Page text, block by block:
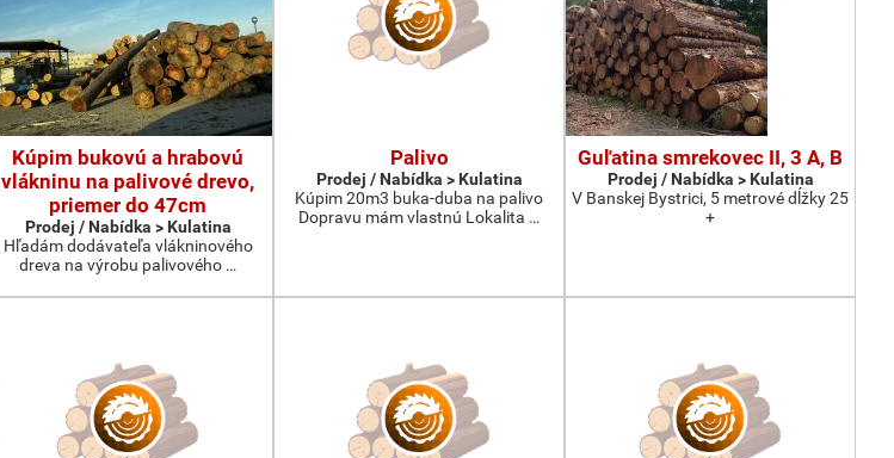
Kúpim bukovú a hrabovú
vlákninu na palivové drevo,
priemer do 47cm
Prodej / Nabídka > Kulatina
Hľadám dodávateľa vlákninového
dreva na výrobu palivového …
Palivo
Prodej / Nabídka > Kulatina
Kúpim 20m3 buka-duba na palivo
Dopravu mám vlastnú Lokalita …
Guľatina smrekovec II, 3 A, B
Prodej / Nabídka > Kulatina
V Banskej Bystrici, 5 metrové dĺžky 25
+